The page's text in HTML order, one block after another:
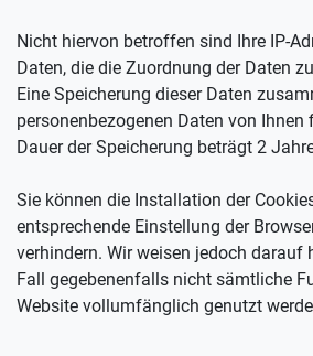
Nicht hiervon betroffen sind Ihre IP-
Daten, die die Zuordnung der Daten
Eine Speicherung dieser Daten
personenbezogenen Daten von
Dauer der Speicherung beträgt 2
Sie können die Installation der
entsprechende Einstellung der
verhindern. Wir weisen jedoch darauf
Fall gegebenenfalls nicht sämtliche
Website vollumfänglich genutzt